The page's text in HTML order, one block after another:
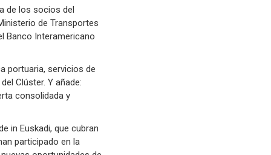
de los socios del
de Transportes
Banco Interamericano
portuaria, servicios de
Clúster. Y añade:
consolidada y
in Euskadi, que cubran
participado en la